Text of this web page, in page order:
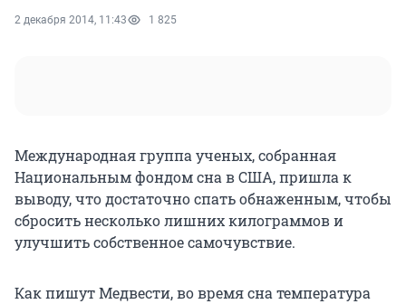
2 декабря 2014, 11:43 1 825
Международная группа ученых, собранная
Национальным фондом сна в США, пришла к
выводу, что достаточно спать обнаженным, чтобы
сбросить несколько лишних килограммов и
улучшить собственное самочувствие.
Как пишут Медвести, во время сна температура